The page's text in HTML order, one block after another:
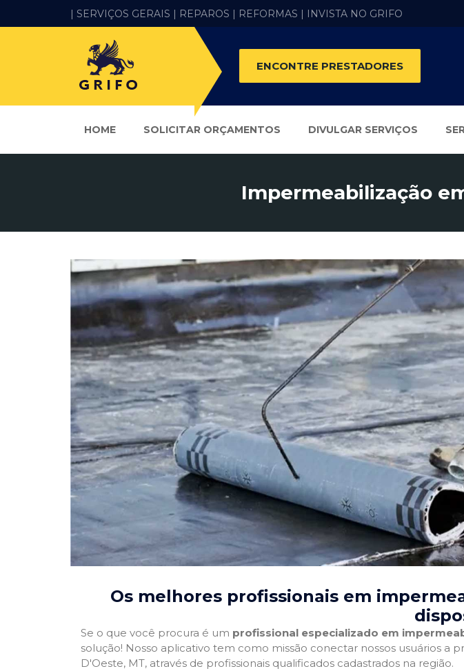
| SERVIÇOS GERAIS | REPAROS | REFORMAS | INVISTA NO GRIFO
ENCONTRE PRESTADORES
HOME SOLICITAR ORÇAMENTOS DIVULGAR SERVIÇOS
Impermeabilização
Os melhores profissionais em
Se o que você procura é um profissional especializado em
solução! Nosso aplicativo tem como missão conectar nossos usuários
D'Oeste, MT, através de profissionais qualificados cadastrados na região.